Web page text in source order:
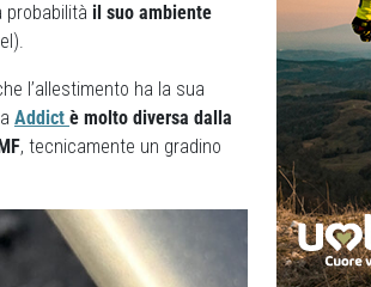
probabilità il suo ambiente
l’allestimento ha la sua
Addict è molto diversa dalla
, tecnicamente un gradino